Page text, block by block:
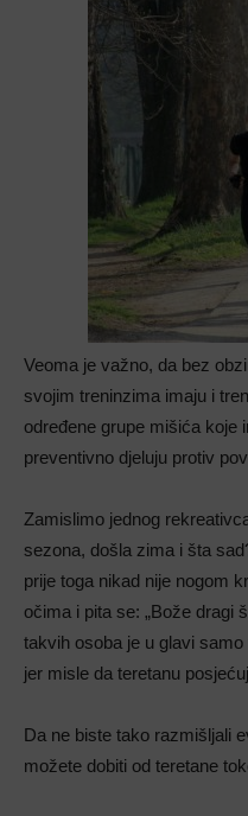
Veoma je važno, da bez
svojim treninzima imaju i
određene grupe mišića koje
preventivno djeluju protiv
Zamislimo jednog
sezona, došla zima i šta
prije toga nikad nije nogom
očima i pita se: „Bože dragi
takvih osoba je u glavi
jer misle da teretanu
Da ne biste tako razmišljali
možete dobiti od teretane